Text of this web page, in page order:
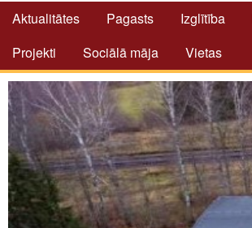
Aktualitātes Pagasts Izglītība
Projekti
Sociālā māja Vietas